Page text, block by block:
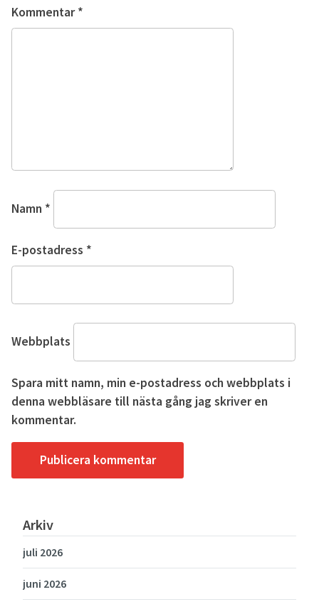
Kommentar*
Namn *
E-postadress *
Webbplats
Spara mitt namn, min e-postadress och webbplats i
denna webbläsare till nästa gång jag skriver en
kommentar.
Arkiv
juli 2026
juni 2026